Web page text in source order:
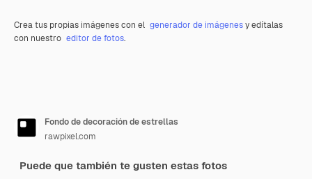
Crea tus propias imágenes con el generador de imágenesy edítalas
con nuestro editor de fotos.
Fondo de decoración de estrellas
rawpixel.com
Puede que también te gusten estas fotos